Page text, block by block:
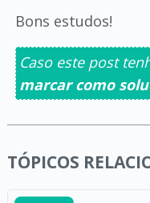
Bons estudos!
Caso este post
marcar como
TÓPICOS